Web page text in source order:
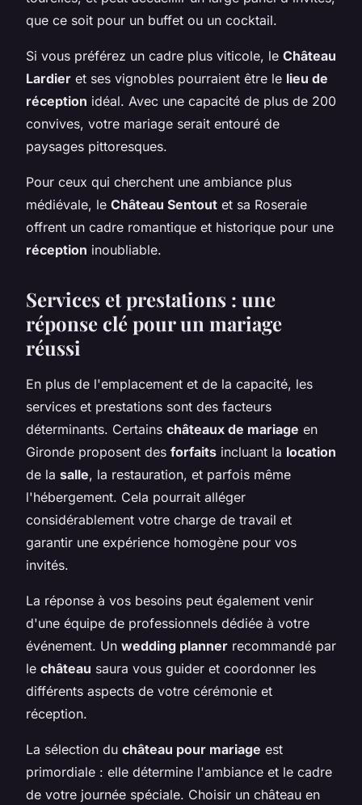
que ce soit pour un buffet ou un cocktail.
Si vous préférez un cadre plus viticole, le Château
Lardier et ses vignobles pourraient être le lieu de
réception idéal. Avec une capacité de plus de 200
convives, votre mariage serait entouré de
paysages pittoresques.
Pour ceux qui cherchent une ambiance plus
médiévale, le Château Sentout et sa Roseraie
offrent un cadre romantique et historique pour une
réception inoubliable.
Services et prestations : une
réponse clé pour un mariage
réussi
En plus de l'emplacement et de la capacité, les
services et prestations sont des facteurs
déterminants. Certains châteaux de mariage en
Gironde proposent des forfaits incluant la location
de la salle, la restauration, et parfois même
l'hébergement. Cela pourrait alléger
considérablement votre charge de travail et
garantir une expérience homogène pour vos
invités.
La réponse à vos besoins peut également venir
d'une équipe de professionnels dédiée à votre
événement. Un wedding planner recommandé par
le château saura vous guider et coordonner les
différents aspects de votre cérémonie et
réception.
La sélection du château pour mariage est
primordiale : elle détermine l'ambiance et le cadre
de votre journée spéciale. Choisir un château en